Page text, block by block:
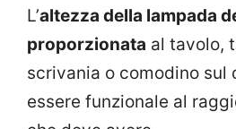
L’altezza della lampada
proporzionata al tavolo,
scrivania o comodino sul
essere funzionale al